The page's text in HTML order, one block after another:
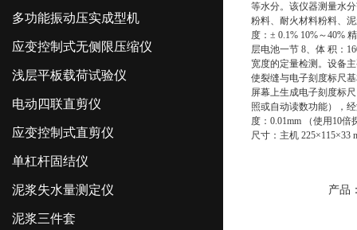
等水分。该仪器测量水
粉料、耐火材料粉料、
度：± 0.1% 10%～40%
层电池一节 8、体 积：
宽度的定量检测。设备
使裂缝与电子刻度标尺
屏幕上生成电子刻度标
照或自动读数功能），
度：0.01mm （使用10
尺寸：主机 225×115×33
产品
多功能振动压实成型机
应变控制式无侧限压缩仪
浅层平板载荷试验仪
电动四联直剪仪
应变控制式直剪仪
单杠杆固结仪
泥浆失水量测定仪
泥浆三件套